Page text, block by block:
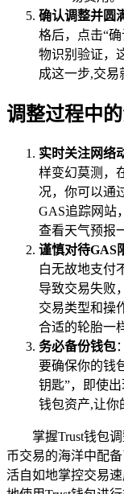
确认调整并圆
格后，点击“
物识别验证，
成这一步,交易
调整过程中
实时关注网络
样变幻莫测，
况，你可以通
GAS追踪网站
查看天气预报
谨慎对待GAS
白无故地支付
导致交易失败
交易类型和操
合适的轮胎一
务必备份钱包
要确保你的钱
钥匙”，即使
钱包资产,让你
掌握Trust钱包
币交易的海洋中配
活自如地掌控交易